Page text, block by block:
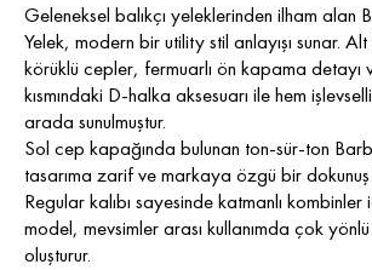
Geleneksel balıkçı yeleklerinden ilham alan
Yelek, modern bir utility stil anlayışı sunar. Alt
körüklü cepler, fermuarlı ön kapama detayı
kısmındaki D-halka aksesuarı ile hem
arada sunulmuştur.
Sol cep kapağında bulunan ton-sür-ton
tasarıma zarif ve markaya özgü bir
Regular kalıbı sayesinde katmanlı
model, mevsimler arası kullanımda çok
oluşturur.